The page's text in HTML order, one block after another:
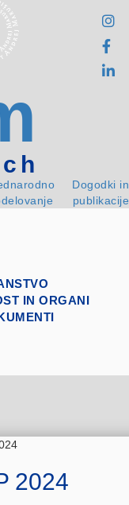
Dogodki in
publikacije
IN ORGANI
2024